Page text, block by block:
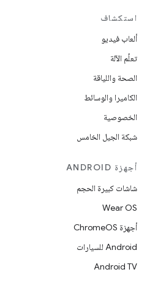
استكشاف
ألعاب فيديو
تعلُم الآلة
الصحة واللياقة
الكاميرا والوسائط
الخصوصية
شبكة الجيل الخامس
أجهزة ANDROID
شاشات كبيرة الحجم
Wear OS
أجهزة ChromeOS
Android للسيارات
Android TV